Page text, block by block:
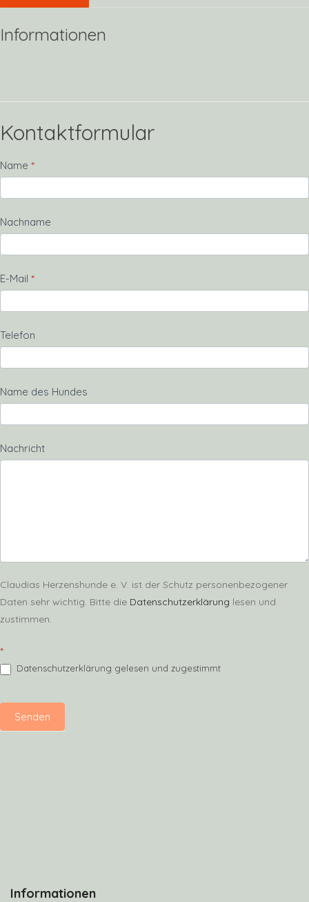
Informationen
Kontaktformular
Kontakt
Name *
Nachname
E-Mail *
Telefon
Name des Hundes
Nachricht
Claudias Herzenshunde e. V. ist der Schutz personenbezogener
Daten sehr wichtig. Bitte die Datenschutzerklärung lesen und
zustimmen.
*
Datenschutzerklärung gelesen und zugestimmt
Senden
Informationen